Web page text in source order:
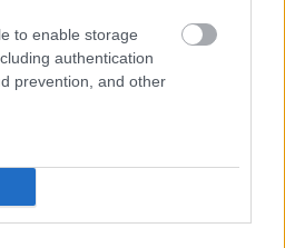
to enable storage
authentication
prevention, and other